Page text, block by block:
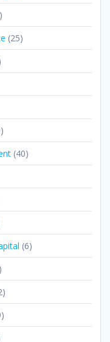
(25)
(40)
(6)